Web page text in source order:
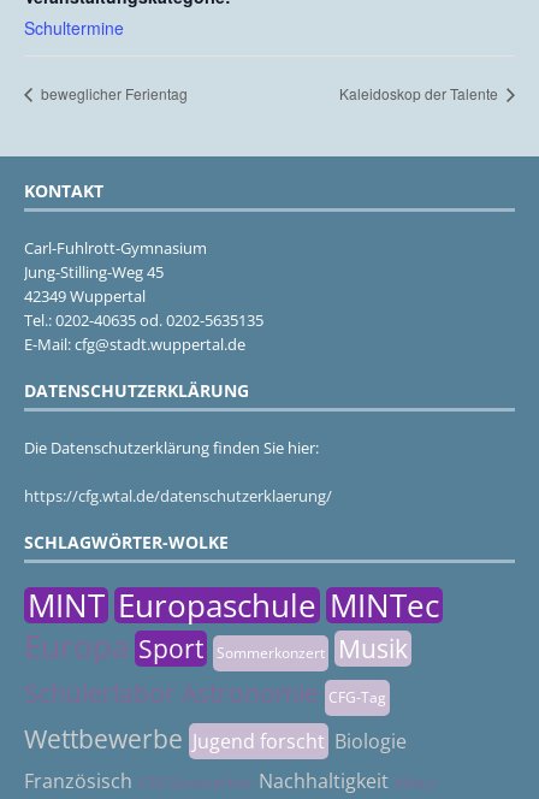
Schultermine
beweglicher Ferientag Kaleidoskop der Talente
KONTAKT
Carl-Fuhlrott-Gymnasium
Jung-Stilling-Weg 45
42349 Wuppertal
Tel.: 0202-40635 od. 0202-5635135
E-Mail: cfg@stadt.wuppertal.de
DATENSCHUTZERKLÄRUNG
Die Datenschutzerklärung finden Sie hier:
https://cfg.wtal.de/datenschutzerklaerung/
SCHLAGWÖRTER-WOLKE
MINT Europaschule MINTec
Europa Sport Sommerkonzert
Musik
Schülerlabor Astronomie CFG-Tag
Wettbewerbe Jugend forscht Biologie
Französisch CFG Sommerfest Nachhaltigkeit Abitur